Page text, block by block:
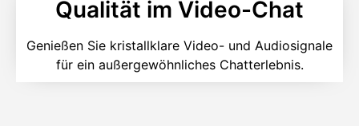
Qualität im Video-Chat
Genießen Sie kristallklare Video- und Audiosignale
für ein außergewöhnliches Chatterlebnis.